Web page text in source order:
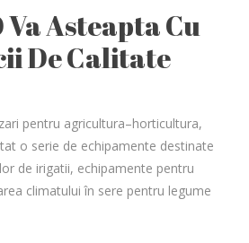
Va Asteapta Cu
De Calitate
pentru agricultura–horticultura,
o serie de echipamente destinate
de irigatii, echipamente pentru
climatului în sere pentru legume